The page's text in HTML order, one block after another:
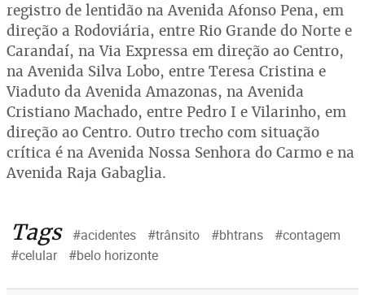
registro de lentidão na Avenida Afonso Pena, em
direção a Rodoviária, entre Rio Grande do Norte e
Carandaí, na Via Expressa em direção ao Centro,
na Avenida Silva Lobo, entre Teresa Cristina e
Viaduto da Avenida Amazonas, na Avenida
Cristiano Machado, entre Pedro I e Vilarinho, em
direção ao Centro. Outro trecho com situação
crítica é na Avenida Nossa Senhora do Carmo e na
Avenida Raja Gabaglia.
Tags #acidentes #trânsito #bhtrans
#contagem
#celular
#belo horizonte